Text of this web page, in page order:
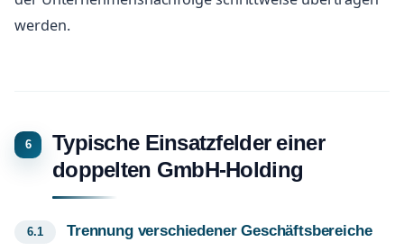
werden.
Typische Einsatzfelder einer
doppelten GmbH-Holding
Trennung verschiedener Geschäftsbereiche